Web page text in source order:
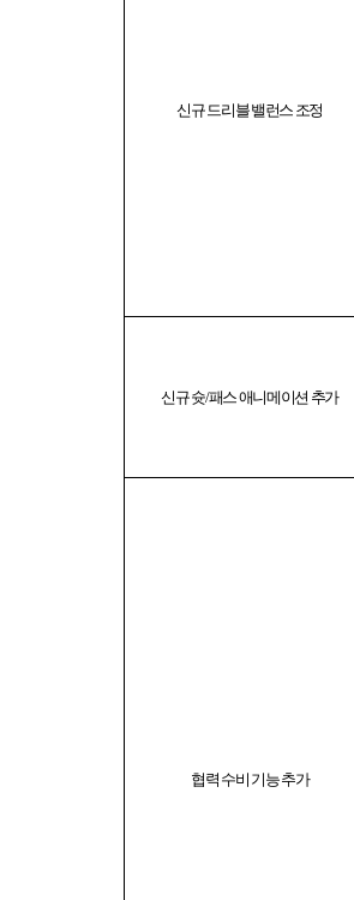
신규드리블 밸런스 조정
신규 슛/패스 애니메이션 추가
협력 수비 기능 추가